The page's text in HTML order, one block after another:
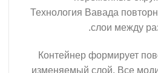
Технология Вавада
слои между
Контейнер формирует
изменяемый слой. Все